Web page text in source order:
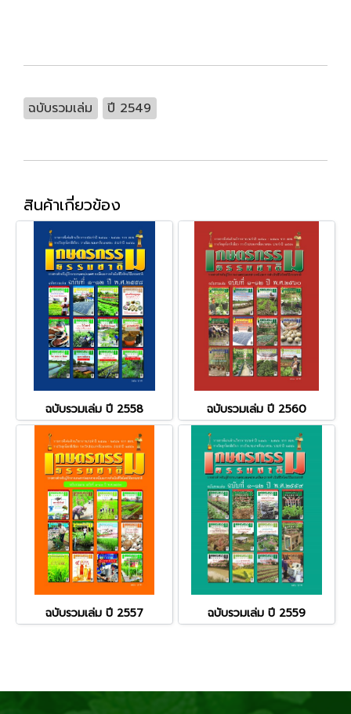
ฉบับรวมเล่ม ปี 2549
สินค้าเกี่ยวข้อง
ฉบับรวมเล่ม ปี 2558 ฉบับรวมเล่ม ปี 2560
ฉบับรวมเล่ม ปี 2557 ฉบับรวมเล่ม ปี 2559